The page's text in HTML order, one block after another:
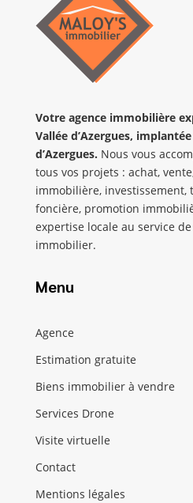
Votre agence immobilière
Vallée d’Azergues, implantée
d’Azergues. Nous vous
tous vos projets : achat,
immobilière, investissement,
foncière, promotion
expertise locale au service
immobilier.
Menu
Agence
Estimation gratuite
Biens immobilier à vendre
Services Drone
Visite virtuelle
Contact
Mentions légales